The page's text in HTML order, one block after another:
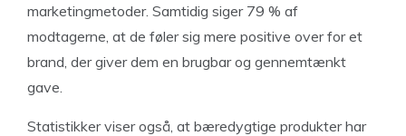
marketingmetoder. Samtidig siger 79 % af
modtagerne, at de føler sig mere positive over for et
brand, der giver dem en brugbar og gennemtænkt
gave.
Statistikker viser også, at bæredygtige produkter har